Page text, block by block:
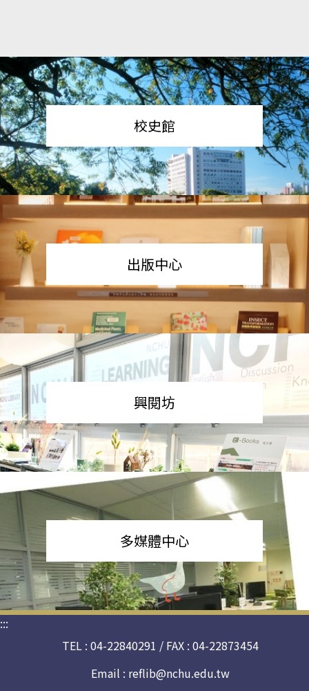
校史館
出版中心
興閱坊
多媒體中心
:::
TEL : 04-22840291 / FAX : 04-22873454
Email : reflib@nchu.edu.tw